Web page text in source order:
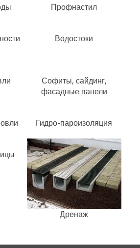
Профнастил
Водостоки
Софиты, сайдинг,
фасадные панели
Гидро-пароизоляция
Дренаж